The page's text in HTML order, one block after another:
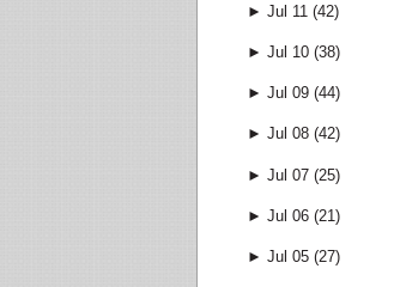
►Jul 11 (42)
►Jul 10 (38)
►Jul 09 (44)
►Jul 08 (42)
►Jul 07 (25)
►Jul 06 (21)
►Jul 05 (27)